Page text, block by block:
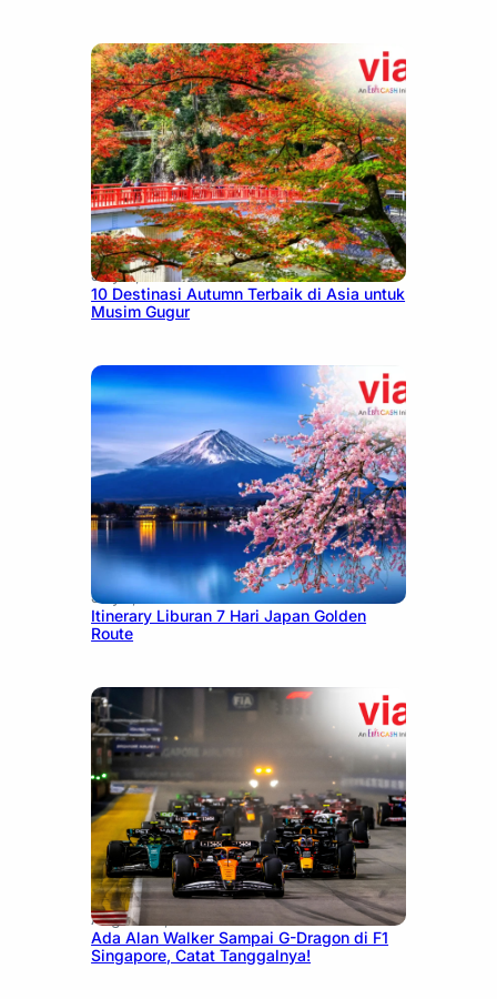
July 9, 2026
10 Destinasi Autumn Terbaik di Asia untuk
Musim Gugur
July 7, 2026
Itinerary Liburan 7 Hari Japan Golden
Route
August 13, 2025
Ada Alan Walker Sampai G-Dragon di F1
Singapore, Catat Tanggalnya!